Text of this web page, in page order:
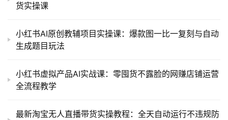
货实操课
小红书AI原创教辅项目实操课：爆款图一比一复刻与自动
生成题目玩法
小红书虚拟产品AI实战课：零囤货不露脸的网赚店铺运营
全流程教学
最新淘宝无人直播带货实操教程：全天自动运行不违规防